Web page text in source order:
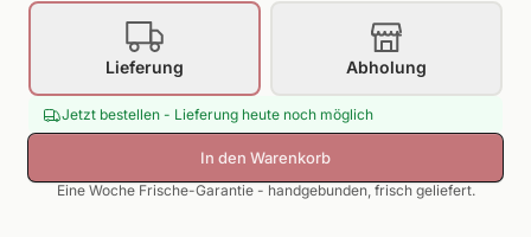
Lieferung Abholung
Jetzt bestellen - Lieferung heute noch möglich
In den Warenkorb
Eine Woche Frische-Garantie - handgebunden, frisch geliefert.